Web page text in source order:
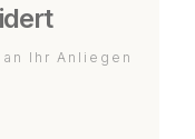
Ihr Anliegen